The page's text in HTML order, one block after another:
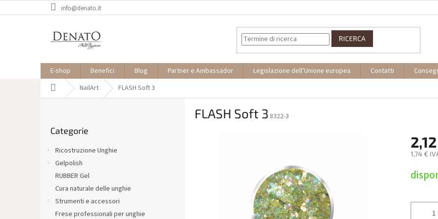
al
info@denato.it
RICERCA
E-shop Benefici Blog Partner e Ambassador Legislazione dell’Unione europea Contatti
Casa NailArt FLASH Soft 3
le
Categorie
Ricostruzione Unghie
Gelpolish
RUBBER Gel
Cura naturale delle unghie
Strumenti e accessori
Frese professionali per unghie
FLASH Soft 3 8322-3
1,74 €
della